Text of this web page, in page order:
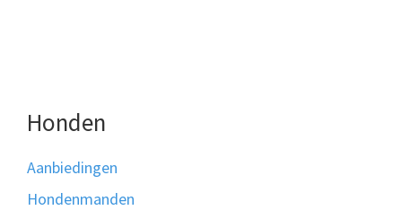
Honden
Aanbiedingen
Hondenmanden